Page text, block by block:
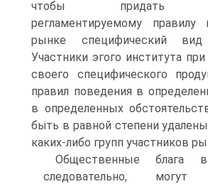
чтобы придать
регламентируемому правилу
рынке специфический
Участники эгого института
своего специфического
правил поведения в
в определенных
бьіть в равной степени
каких-либо групп участников
Общественные блага
следовательно, могут